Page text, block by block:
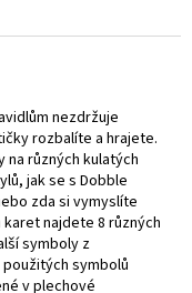
nezdržuje
rozbalíte a hrajete.
na různých kulatých
jak se s Dobble
zda si vymyslíte
najdete 8 různých
symboly z
symbolů
v plechové